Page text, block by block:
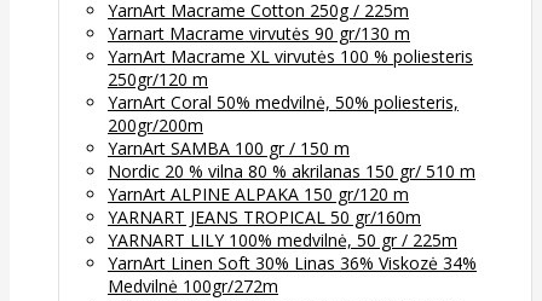
YarnArt Macrame Cotton 250g / 225m
Yarnart Macrame virvutės 90 gr/130 m
YarnArt Macrame XL virvutės 100 % poliesteris
250gr/120 m
YarnArt Coral 50% medvilnė, 50% poliesteris,
200gr/200m
YarnArt SAMBA 100 gr / 150 m
Nordic 20 % vilna 80 % akrilanas 150 gr/ 510 m
YarnArt ALPINE ALPAKA 150 gr/120 m
YARNART JEANS TROPICAL 50 gr/160m
YARNART LILY 100% medvilnė, 50 gr / 225m
YarnArt Linen Soft 30% Linas 36% Viskozė 34%
Medvilnė 100gr/272m